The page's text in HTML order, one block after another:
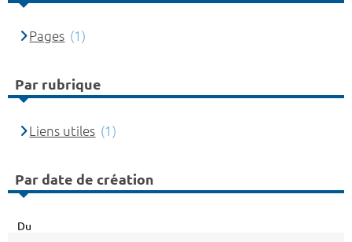
Pages (1)
Par rubrique
Liens utiles (1)
Par date de création
Du